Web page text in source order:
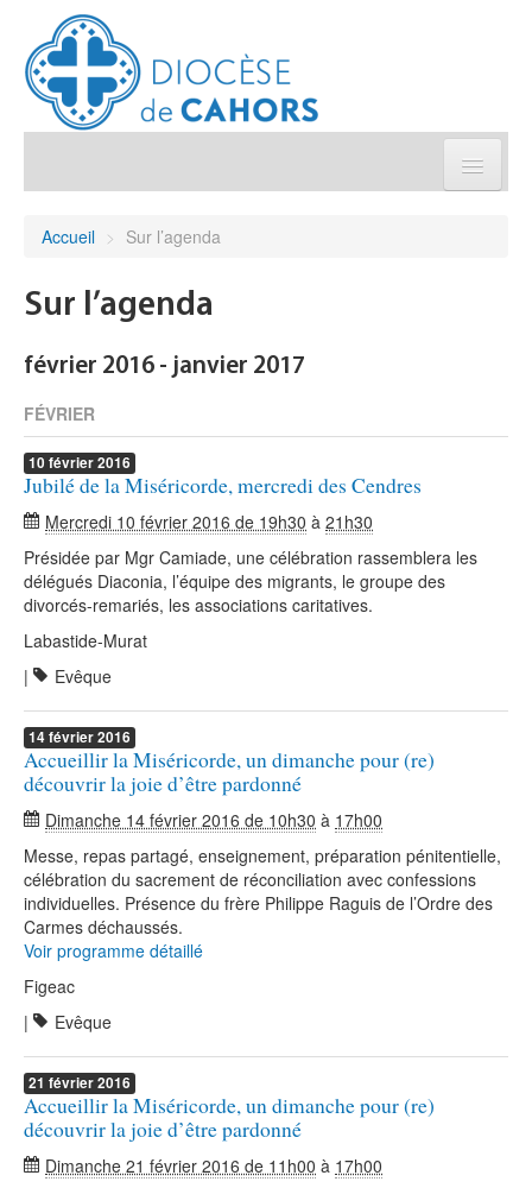
Agenda diocésain
Je donne
Annuaire/Contact
Accueil > Sur l’agenda
Sur l’agenda
février 2016 - janvier 2017
FÉVRIER
10 février2016
Jubilé de la Miséricorde, mercredi des Cendres
Mercredi 10 février 2016 de 19h30 à 21h30
Présidée par Mgr Camiade, une célébration rassemblera les
délégués Diaconia, l’équipe des migrants, le groupe des
divorcés-remariés, les associations caritatives.
Labastide-Murat
|
Evêque
14février2016
Accueillir la Miséricorde, un dimanche pour (re)
découvrir la joie d’être pardonné
Dimanche 14 février 2016 de 10h30 à 17h00
Messe, repas partagé, enseignement, préparation pénitentielle,
célébration du sacrement de réconciliation avec confessions
individuelles. Présence du frère Philippe Raguis de l’Ordre des
Carmes déchaussés.
Voir programme détaillé
Figeac
|
Evêque
21 février2016
Accueillir la Miséricorde, un dimanche pour (re)
découvrir la joie d’être pardonné
Dimanche 21 février 2016 de 11h00 à 17h00